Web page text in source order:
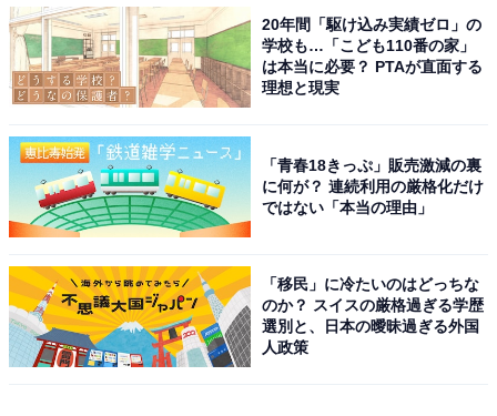
20年間「駆け込み実績ゼロ」の
学校も…「こども110番の家」
は本当に必要？ PTAが直面する
理想と現実
「青春18きっぷ」販売激減の裏
に何が？ 連続利用の厳格化だけ
ではない「本当の理由」
「移民」に冷たいのはどっちな
のか？ スイスの厳格過ぎる学歴
選別と、日本の曖昧過ぎる外国
人政策